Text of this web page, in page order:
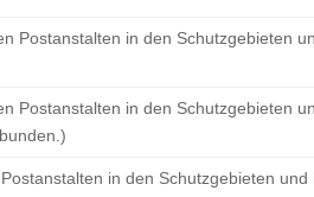
Postanstalten in den Schutzgebieten
Postanstalten in den Schutzgebieten
in den Schutzgebieten und